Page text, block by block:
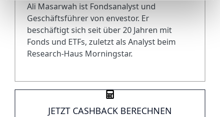
Ali Masarwah ist Fondsanalyst und
Geschäftsführer von envestor. Er
beschäftigt sich seit über 20 Jahren mit
Fonds und ETFs, zuletzt als Analyst beim
Research-Haus Morningstar.
JETZT CASHBACK BERECHNEN